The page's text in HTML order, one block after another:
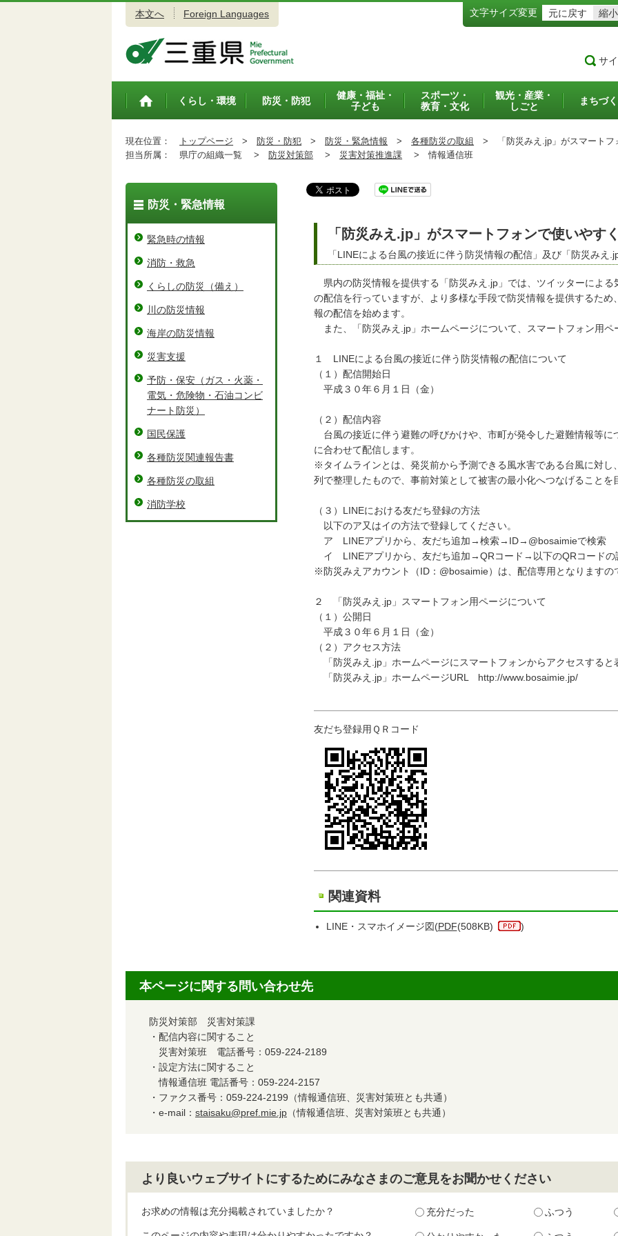
本文へ Foreign Languages 文字サイズ変更 元に戻す 縮小
サ
トップペ
くらし・環境 防災・防犯
健康・福祉・
子ども
スポーツ・
教育・文化
観光・産業・
しごと
まちづ
現在位置： トップページ > 防災・防犯 > 防災・緊急情報 > 各種防災の取組 > 「防災みえ.jp」がスマートフ
担当所属：
県庁の組織一覧 > 防災対策部 > 災害対策推進課 > 情報通信班
「防災みえ.jp」がスマートフォンで使いやす
「LINEによる台風の接近に伴う防災情報の配信」及び「防災みえ
県内の防災情報を提供する「防災みえ.jp」では、ツイッターによる
の配信を行っていますが、より多様な手段で防災情報を提供するた
報の配信を始めます。
また、「防災みえ.jp」ホームページについて、スマートフォン用ペ
１ LINEによる台風の接近に伴う防災情報の配信について
（１）配信開始日
平成３０年６月１日（金）
（２）配信内容
台風の接近に伴う避難の呼びかけや、市町が発令した避難情報等に
に合わせて配信します。
※タイムラインとは、発災前から予測できる風水害である台風に対し
列で整理したもので、事前対策として被害の最小化へつなげることを
（３）LINEにおける友だち登録の方法
以下のア又はイの方法で登録してください。
ア LINEアプリから、友だち追加→検索→ID→@bosaimieで検索
イ LINEアプリから、友だち追加→QRコード→以下のQRコードの
※防災みえアカウント（ID：@bosaimie）は、配信専用となりますの
２ 「防災みえ.jp」スマートフォン用ページについて
（１）公開日
平成３０年６月１日（金）
（２）アクセス方法
「防災みえ.jp」ホームページにスマートフォンからアクセスすると
「防災みえ.jp」ホームページURL http://www.bosaimie.jp/
友だち登録用ＱＲコード
関連資料
LINE・スマホイメージ図(PDF(508KB) )
防災・緊急情報
緊急時の情報
消防・救急
くらしの防災（備え）
川の防災情報
海岸の防災情報
災害支援
予防・保安（ガス・火薬・
電気・危険物・石油コンビ
ナート防災）
国民保護
各種防災関連報告書
各種防災の取組
消防学校
本ページに関する問い合わせ先
防災対策部 災害対策課
・配信内容に関すること
災害対策班 電話番号：059-224-2189
・設定方法に関すること
情報通信班 電話番号：059-224-2157
・ファクス番号：059-224-2199（情報通信班、災害対策班とも共通）
・e-mail： staisaku@pref.mie.jp （情報通信班、災害対策班とも共通）
より良いウェブサイトにするためにみなさまのご意見をお聞かせください
お求めの情報は充分掲載されていましたか？ 充分だった ふつう